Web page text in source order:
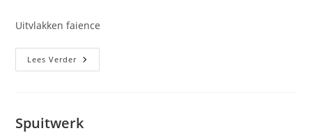
Uitvlakken faience
Lees VerderUitvlakken
Faience
Spuitwerk